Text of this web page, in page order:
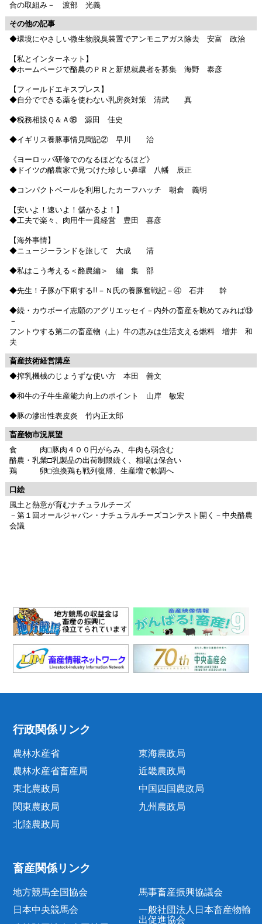
合の取組み－ 渡部 光義
その他の記事
◆環境にやさしい微生物脱臭装置でアンモニアガス除去 安富 政治
【私とインターネット】
◆ホームページで酪農のＰＲと新規就農者を募集 海野 泰彦
【フィールドエキスプレス】
◆自分でできる薬を使わない乳房炎対策 清武 真
◆税務相談Ｑ＆Ａ⑱ 源田 佳史
◆イギリス養豚事情見聞記② 早川 治
《ヨーロッパ研修でのなるほどなるほど》
◆ドイツの酪農家で見つけた珍しい鼻環 八幡 辰正
◆コンパクトベールを利用したカーフハッチ 朝倉 義明
【安いよ！速いよ！儲かるよ！】
◆工夫で楽々、肉用牛一貫経営 豊田 喜彦
【海外事情】
◆ニュージーランドを旅して 大成 清
◆私はこう考える＜酪農編＞ 編 集 部
◆先生！子豚が下痢する!!－Ｎ氏の養豚奮戦記－④ 石井 幹
◆続・カウボーイ志願のアグリエッセイ－内外の畜産を眺めてみれば⑬
－
フントウする第二の畜産物（上）牛の恵みは生活支える燃料 増井 和
夫
畜産技術経営講座
◆搾乳機械のじょうずな使い方 本田 善文
◆和牛の子牛生産能力向上のポイント 山岸 敏宏
◆豚の滲出性表皮炎 竹内正太郎
畜産物市況展望
食 肉□豚肉４００円がらみ、牛肉も弱含む
酪農・乳業□乳製品の出荷制限続く、相場は保合い
鶏 卵□強換鶏も戦列復帰、生産増で軟調へ
口絵
風土と熱意が育むナチュラルチーズ
－第１回オールジャパン・ナチュラルチーズコンテスト開く－中央酪農
会議
行政関係リンク
農林水産省
農林水産省畜産局
東北農政局
関東農政局
北陸農政局
東海農政局
近畿農政局
中国四国農政局
九州農政局
畜産関係リンク
地方競馬全国協会
日本中央競馬会
馬事畜産振興協議会
一般社団法人日本畜産物輸
出促進協会